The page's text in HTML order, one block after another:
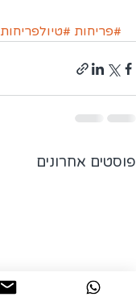
#פריחות #טיולפריחות
פוסטים אחרונים